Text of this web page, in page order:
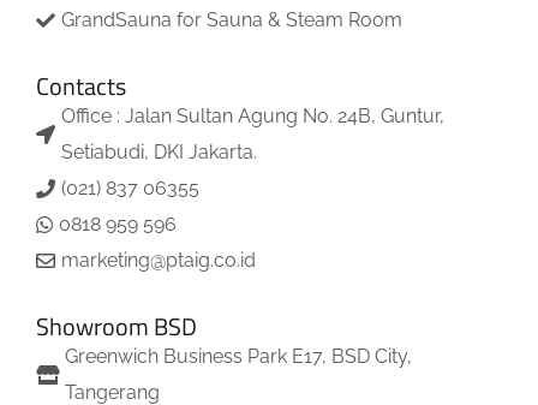
GrandSauna for Sauna & Steam Room
Contacts
Office : Jalan Sultan Agung No. 24B, Guntur,
Setiabudi, DKI Jakarta.
(021) 837 06355
0818 959 596
marketing@ptaig.co.id
Showroom BSD
Greenwich Business Park E17, BSD City,
Tangerang